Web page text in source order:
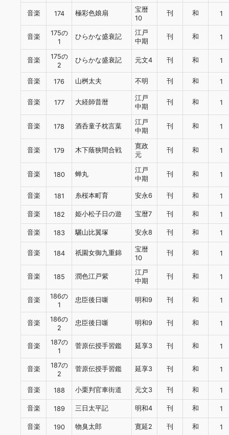
音楽 174 極彩色娘扇
宝暦
10
刊 和 1
音楽
175の
1
ひらかな盛衰記
江戸
中期
刊 和 1
音楽
175の
2
ひらかな盛衰記 元文4 刊 和 1
音楽 176 山桝太夫 不明 刊 和 1
音楽 177 大経師昔暦
江戸
中期
刊 和 1
音楽 178 酒呑童子枕言葉
江戸
中期
刊 和 1
音楽 179 木下蔭狭間合戦
寛政
元
刊 和 1
音楽 180 蝉丸
江戸
中期
刊 和 1
音楽 181 糸桜本町育 安永6 刊 和 1
音楽 182 姫小松子日の遊 宝暦7 刊 和 1
音楽 183 驪山比翼塚 安永8 刊 和 1
音楽 184 祇園女御九重錦
宝暦
10
刊 和 1
音楽 185 潤色江戸紫
江戸
中期
刊 和 1
音楽
186の
1
忠臣後日噺 明和9 刊 和 1
音楽
186の
2
忠臣後日噺 明和9 刊 和 1
音楽
187の
1
菅原伝授手習鑑 延享3 刊 和 1
音楽
187の
2
菅原伝授手習鑑 延享3 刊 和 1
音楽 188 小栗判官車街道 元文3 刊 和 1
音楽 189 三日太平記 明和4 刊 和 1
音楽 190 物臭太郎 寛延2 刊 和 1